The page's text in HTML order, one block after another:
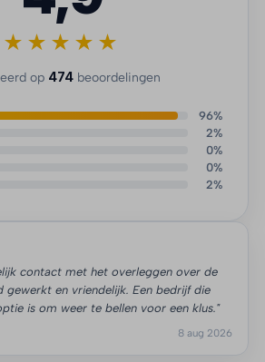
★★★★★
op 474 beoordelingen
96%
2%
0%
0%
2%
contact met het overleggen over de
gewerkt en vriendelijk. Een bedrijf die
is om weer te bellen voor een klus."
8 aug 2026